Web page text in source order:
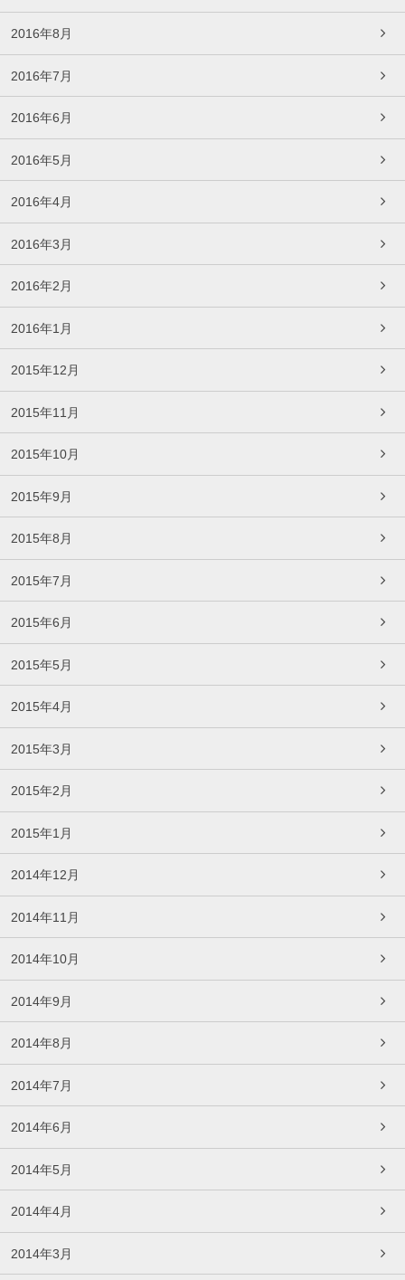
2016年8月
2016年7月
2016年6月
2016年5月
2016年4月
2016年3月
2016年2月
2016年1月
2015年12月
2015年11月
2015年10月
2015年9月
2015年8月
2015年7月
2015年6月
2015年5月
2015年4月
2015年3月
2015年2月
2015年1月
2014年12月
2014年11月
2014年10月
2014年9月
2014年8月
2014年7月
2014年6月
2014年5月
2014年4月
2014年3月